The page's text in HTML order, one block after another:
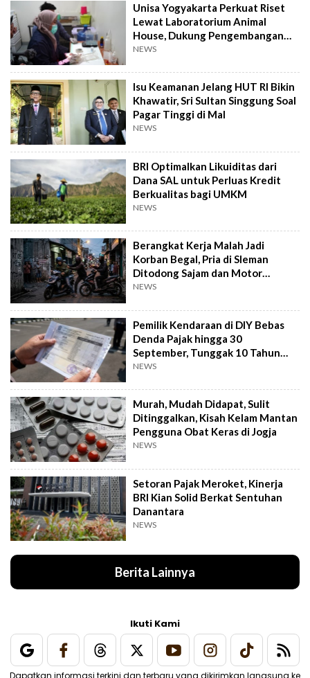
Unisa Yogyakarta Perkuat Riset
Lewat Laboratorium Animal
House, Dukung Pengembangan
Kandidat Obat
NEWS
Isu Keamanan Jelang HUT RI Bikin
Khawatir, Sri Sultan Singgung Soal
Pagar Tinggi di Mal
NEWS
BRI Optimalkan Likuiditas dari
Dana SAL untuk Perluas Kredit
Berkualitas bagi UMKM
NEWS
Berangkat Kerja Malah Jadi
Korban Begal, Pria di Sleman
Ditodong Sajam dan Motor
Digasak
NEWS
Pemilik Kendaraan di DIY Bebas
Denda Pajak hingga 30
September, Tunggak 10 Tahun
Cukup Bayar 5 Tahun
NEWS
Murah, Mudah Didapat, Sulit
Ditinggalkan, Kisah Kelam Mantan
Pengguna Obat Keras di Jogja
NEWS
Setoran Pajak Meroket, Kinerja
BRI Kian Solid Berkat Sentuhan
Danantara
NEWS
Berita Lainnya
Ikuti Kami